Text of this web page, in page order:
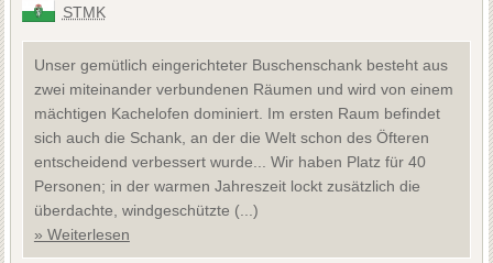
STMK
Unser gemütlich eingerichteter Buschenschank besteht aus
zwei miteinander verbundenen Räumen und wird von einem
mächtigen Kachelofen dominiert. Im ersten Raum befindet
sich auch die Schank, an der die Welt schon des Öfteren
entscheidend verbessert wurde... Wir haben Platz für 40
Personen; in der warmen Jahreszeit lockt zusätzlich die
überdachte, windgeschützte (...)
» Weiterlesen